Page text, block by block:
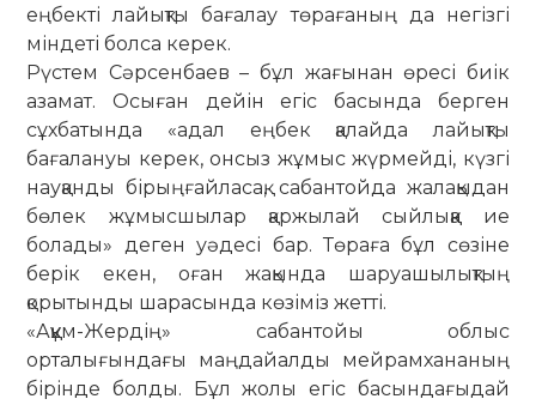
еңбекті лайықты баға­лау тө­рағаның да негізгі
міндеті бол­са ке­рек.
Рүстем Сәрсенбаев – бұл жағынан өресі биік
азамат. Осыған дейін егіс ба­сында берген
сұхбатында «адал еңбек қалайда лайықты
бағалануы керек, он­сыз жұмыс жүрмейді, күзгі
науқанды бірыңғайласақ, сабантойда жалақыдан
бөлек жұмысшылар қаржылай сыйлық­қа ие
болады» деген уәдесі бар. Тө­ра­ға бұл сөзіне
берік екен, оған жа­қын­­­да шаруашылықтың
қорытынды ша­­ра­сында көзіміз жетті.
«Аққұм-Жердің» сабантойы облыс
орталығындағы маңдайалды мейрам­хананың
бірінде болды. Бұл жолы егіс басындағыдай